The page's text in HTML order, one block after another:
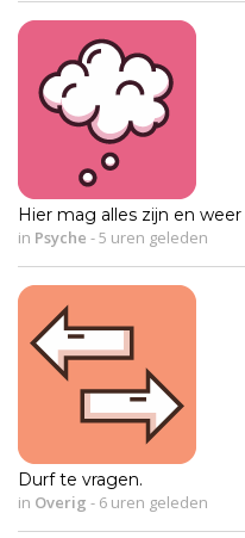
Hier mag alles zijn en
in Psyche -5 uren geleden
Durf te vragen.
in Overig - 6 uren geleden